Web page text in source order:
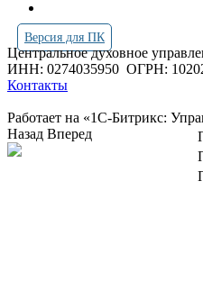
Версия для ПК
Центральное духовное
ИНН: 0274035950 ОГРН:
Контакты
Работает на «1С-Битрикс:
Назад Вперед